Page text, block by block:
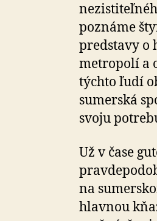
poznáme
predstavy o
metropolí a
týchto ľudí
sumerská
svoju
Už v čase
na
hlavnou